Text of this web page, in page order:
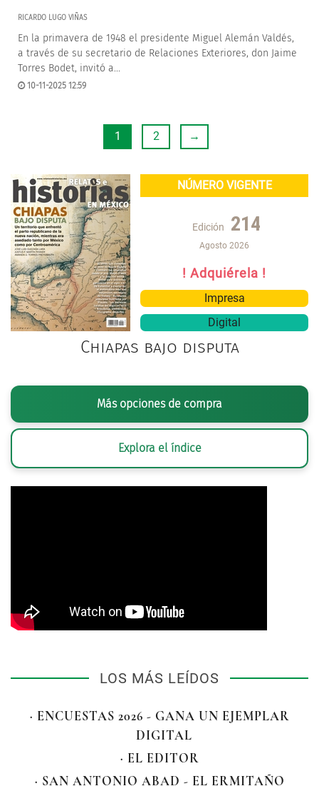
RICARDO LUGO VIÑAS
En la primavera de 1948 el presidente Miguel Alemán Valdés,
a través de su secretario de Relaciones Exteriores, don Jaime
Torres Bodet, invitó a...
10-11-2025 12:59
1 2 →
NÚMERO VIGENTE
Edición 214
Agosto 2026
! Adquiérela !
Impresa
Digital
Chiapas bajo disputa
Más opciones de compra
Explora el índice
LOS MÁS LEÍDOS
· ENCUESTAS 2026 - GANA UN EJEMPLAR
DIGITAL
· EL EDITOR
· SAN ANTONIO ABAD - EL ERMITAÑO